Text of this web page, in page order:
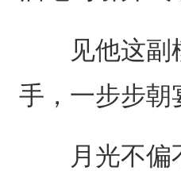
见他这副模
手，一步步朝
月光不偏不